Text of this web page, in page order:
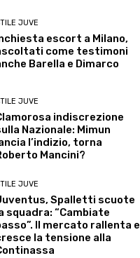
JUVE
escort a Milano,
come testimoni
Barella e Dimarco
JUVE
indiscrezione
Nazionale: Mimun
l’indizio, torna
Mancini?
JUVE
Spalletti scuote
squadra: “Cambiate
Il mercato rallenta e
la tensione alla